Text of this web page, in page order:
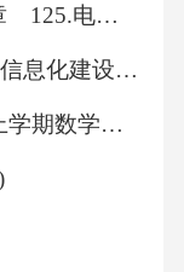
，同时改
副作用，剂
术应用超声
药物控制
经痛全程
高中物理 加强练习第十二章 125.电磁感应中的线框模型(B)
SJG 202-2025智慧物流园区信息化建设与管理标准
充分条件与必要条件-高一上学期数学课时作业人教版A版（含解析）